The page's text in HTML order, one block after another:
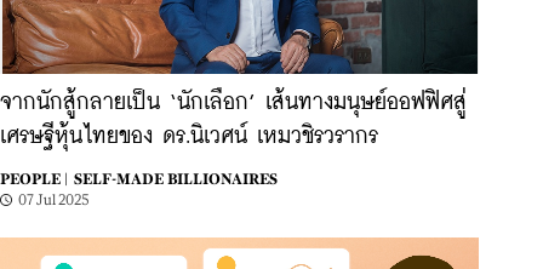
จากนักสู้กลายเป็น ‘นักเลือก’ เส้นทางมนุษย์ออฟฟิศสู่
เศรษฐีหุ้นไทยของ ดร.นิเวศน์ เหมวชิรวรากร
PEOPLE |
SELF-MADE BILLIONAIRES
07 Jul 2025